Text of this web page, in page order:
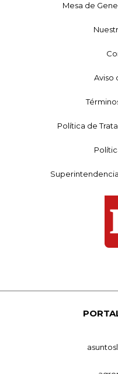
Mesa de
Aviso
Política de